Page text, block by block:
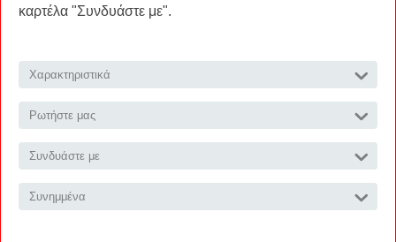
καρτέλα "Συνδυάστε με".
Χαρακτηριστικά
Ρωτήστε μας
Συνδυάστε με
Συνημμένα